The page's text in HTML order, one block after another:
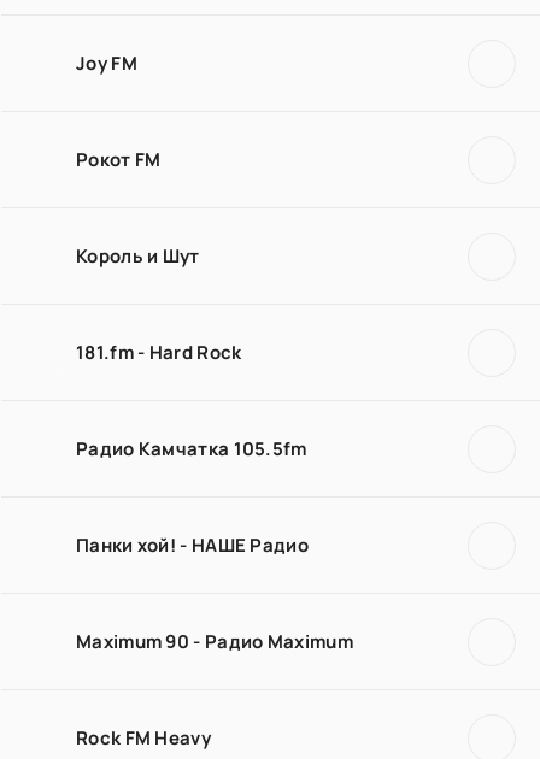
Joy FM
Рокот FM
Король и Шут
181.fm - Hard Rock
Радио Камчатка 105.5fm
Панки хой! - НАШЕ Радио
Maximum 90 - Радио Maximum
Rock FM Heavy